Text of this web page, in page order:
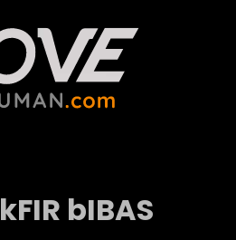
kFIR bIBAS